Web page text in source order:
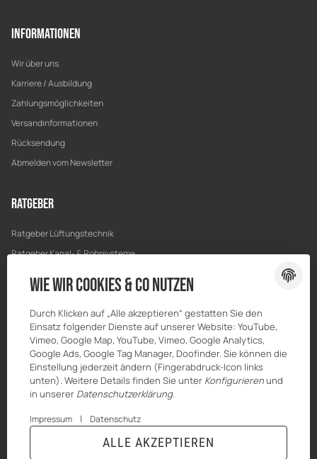
Informationen
Wir über uns
Karriere / Ausbildung
Zahlungsmöglichkeiten
Versandinformationen
Rücksendung
Abmelden vom Newsletter
Ratgeber
Ratgeber Lüftungstechnik
Ratgeber Kanal- & Rohrsysteme
Ratgeber Bau & Trockenbau
Wie wir Cookies & Co nutzen
Durch Klicken auf „Alle akzeptieren“ gestatten Sie den
Einsatz folgender Dienste auf unserer Website: YouTube,
Vimeo, Google Map, YouTube, Vimeo, Google Analytics,
Google Ads, Google Tag Manager, Doofinder. Sie können die
Einstellung jederzeit ändern (Fingerabdruck-Icon links
unten). Weitere Details finden Sie unter Konfigurierenund
in unserer Datenschutzerklärung.
Impressum | Datenschutz
ALLE AKZEPTIEREN